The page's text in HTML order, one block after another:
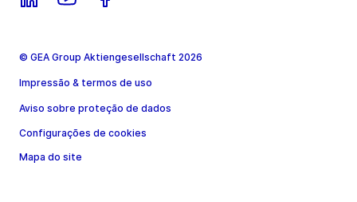
© GEA Group Aktiengesellschaft 2026
Impressão & termos de uso
Aviso sobre proteção de dados
Configurações de cookies
Mapa do site